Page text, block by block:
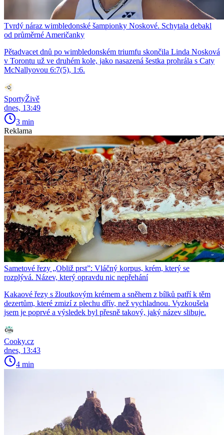
Tvrdý náraz wimbledonské šampionky Noskové. Schytala debakl
od průměrné Američanky
Pětadvacet dnů po wimbledonském triumfu skončila Linda Nosková
v Torontu už ve druhém kole, jako nasazená šestka prohrála s Caty
McNallyovou 6:7(5), 1:6.
SportyŽivě
dnes, 13:49
3 min
Reklama
Sametové řezy „Obliž prst”: Vláčný korpus, krém, který se
rozplývá. Název, který opravdu nic nepřehání
Kakaové řezy s žloutkovým krémem a sněhem z bílků patří k těm
dezertům, které zmizí z plechu dřív, než vychladnou. Vyzkoušela
jsem je poprvé a výsledek byl přesně takový, jaký název slibuje.
Cooky.cz
dnes, 13:43
4 min